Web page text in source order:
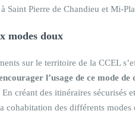
Saint Pierre de Chandieu et Mi-
modes doux
sur le territoire de la CCEL
l’usage de ce mode
En créant des itinéraires sécurisés
cohabitation des différents